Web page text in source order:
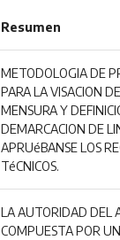
Resumen
METODOLOGIA DE
PARA LA VISACION
MENSURA Y
DEMARCACION DE
APRUéBANSE LOS
TéCNICOS.
LA AUTORIDAD DEL
COMPUESTA POR